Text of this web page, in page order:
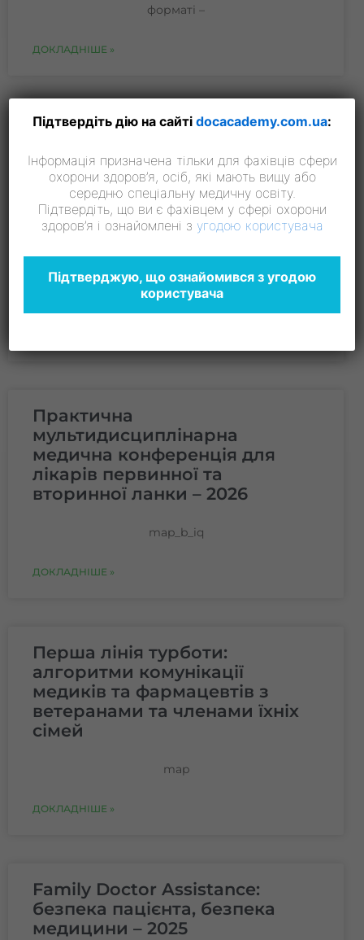
форматі –
ДОКЛАДНІШЕ »
Перша лінія турботи: сучасні
лікування у практиці лікаря і
фармацевта
20.02.2026 року у Львові відбулася науково-
ТУРБОТИ: алгоритми комунікації медиків та
фармацевтів з ветеранами та членами їхніх
сімей». Захід пройшов у сучасному
Практична
мультидисциплінарна
медична конференція для
лікарів первинної та
вторинної ланки – 2026
map_b_iq
ДОКЛАДНІШЕ »
Перша лінія турботи:
алгоритми комунікації
медиків та фармацевтів з
ветеранами та членами їхніх
сімей
map
ДОКЛАДНІШЕ »
Family Doctor Assistance:
безпека пацієнта, безпека
медицини – 2025
Підтвердіть дію на сайті docacademy.com.ua:
Інформація призначена тільки для фахівців сфери
охорони здоров’я, осіб, які мають вищу або
середню спеціальну медичну освіту.
Підтвердіть, що ви є фахівцем у сфері охорони
здоров’я і ознайомлені з угодою користувача
Підтверджую, що ознайомився з угодою
користувача